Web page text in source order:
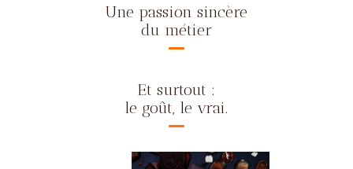
Une passion sincère
du métier
Et surtout :
le goût, le vrai.